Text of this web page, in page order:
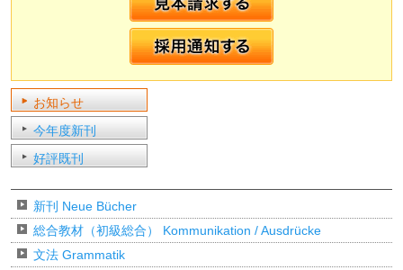
お知らせ
今年度新刊
好評既刊
新刊 Neue Bücher
総合教材（初級総合） Kommunikation / Ausdrücke
文法 Grammatik